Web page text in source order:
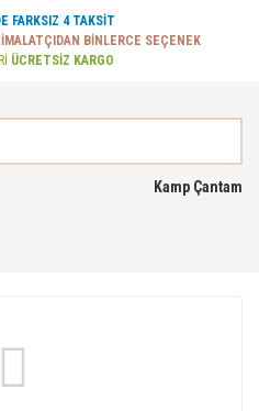
FARKSIZ 4 TAKSİT
BİNLERCE SEÇENEK
ÜCRETSİZ KARGO
Kamp Çantam